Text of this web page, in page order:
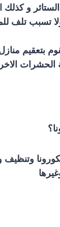
و
تسبب تلف
الحشرات
وتنظيف